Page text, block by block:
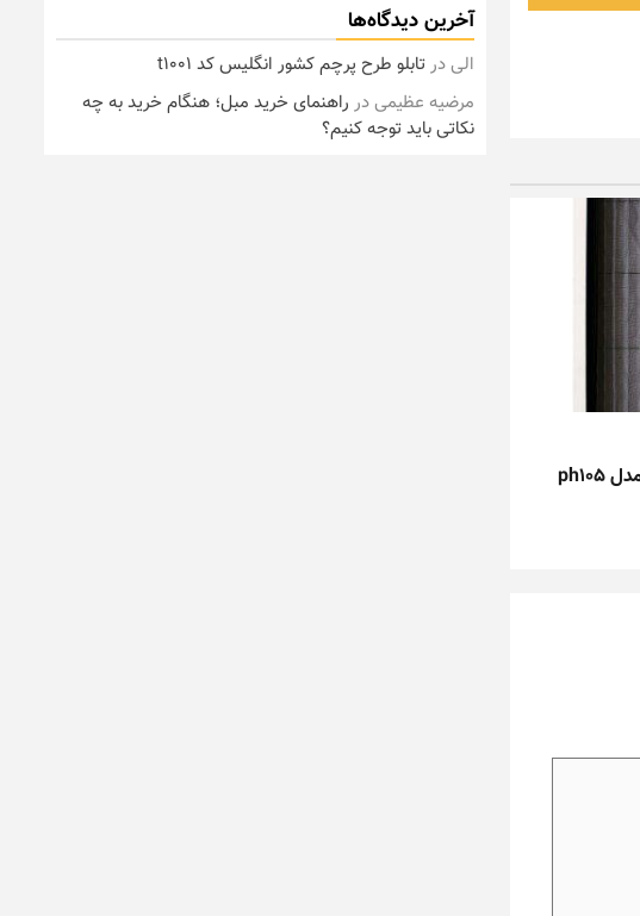
توری درب و پنجره ابروند مدل ph105
آخرین دیدگاه‌ها
الیدرتابلو طرح پرچم کشور انگلیس کد t1001
مرضیه عظیمیدر راهنمای خرید مبل؛ هنگام خرید به چه
نکاتی باید توجه کنیم؟